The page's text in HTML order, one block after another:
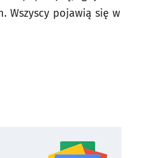
Wszyscy pojawią się w